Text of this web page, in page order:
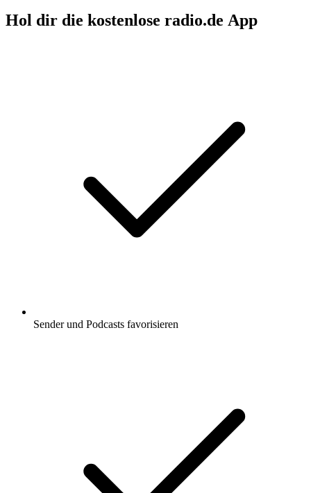
Hol dir die kostenlose radio.de App
Sender und Podcasts favorisieren